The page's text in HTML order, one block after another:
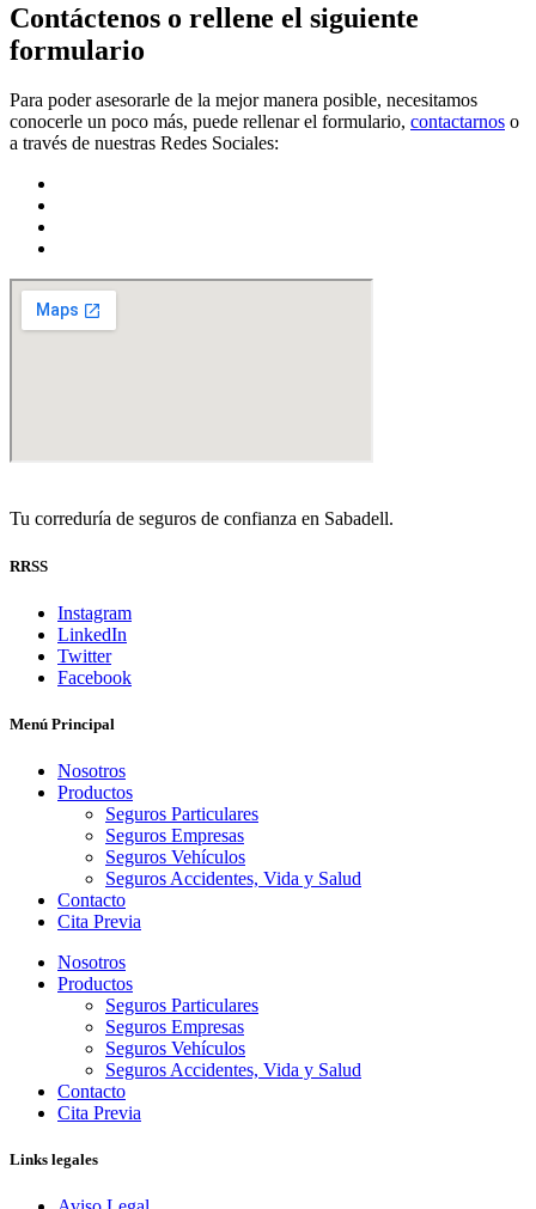
Contáctenos o rellene el siguiente
formulario
Para poder asesorarle de la mejor manera posible, necesitamos
conocerle un poco más, puede rellenar el formulario, contactarnos o
a través de nuestras Redes Sociales:
Tu correduría de seguros de confianza en Sabadell.
RRSS
Instagram
LinkedIn
Twitter
Facebook
Menú Principal
Nosotros
Productos
Seguros Particulares
Seguros Empresas
Seguros Vehículos
Seguros Accidentes, Vida y Salud
Contacto
Cita Previa
Nosotros
Productos
Seguros Particulares
Seguros Empresas
Seguros Vehículos
Seguros Accidentes, Vida y Salud
Contacto
Cita Previa
Links legales